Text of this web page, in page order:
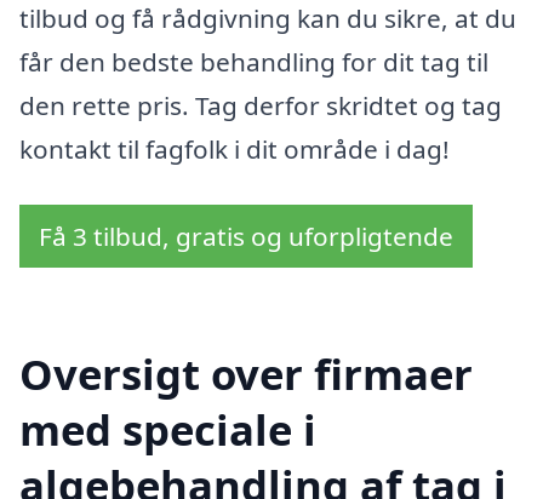
tilbud og få rådgivning kan du sikre, at du
får den bedste behandling for dit tag til
den rette pris. Tag derfor skridtet og tag
kontakt til fagfolk i dit område i dag!
Få 3 tilbud, gratis og uforpligtende
Oversigt over firmaer
med speciale i
algebehandling af tag i